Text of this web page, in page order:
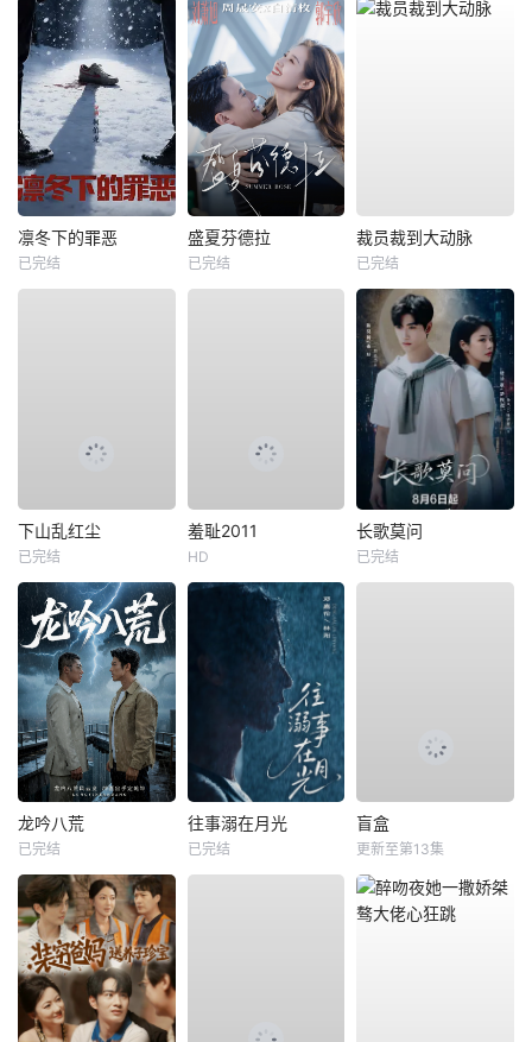
凛冬下的罪恶
已完结
盛夏芬德拉
已完结
裁员裁到大动脉
已完结
下山乱红尘
已完结
羞耻2011
HD
长歌莫问
已完结
龙吟八荒
已完结
往事溺在月光
已完结
盲盒
更新至第13集